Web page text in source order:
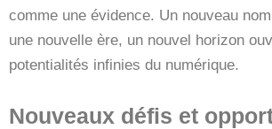
comme une évidence. Un nouveau
une nouvelle ère, un nouvel horizon
potentialités infinies du numérique.
Nouveaux défis et